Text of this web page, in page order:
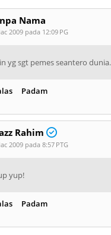
Nama
2009 pada 12:09 PG
yg sgt pemes seantero
Padam
Rahim
2009 pada 8:57 PTG
yup!
Padam